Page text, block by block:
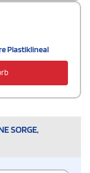
Plastiklineal
SORGE,